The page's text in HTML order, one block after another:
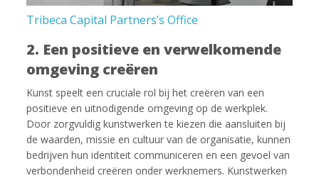
Tribeca Capital Partners’s Office
2. Een positieve en verwelkomende
omgeving creëren
Kunst speelt een cruciale rol bij het creëren van een
positieve en uitnodigende omgeving op de werkplek.
Door zorgvuldig kunstwerken te kiezen die aansluiten bij
de waarden, missie en cultuur van de organisatie, kunnen
bedrijven hun identiteit communiceren en een gevoel van
verbondenheid creëren onder werknemers. Kunstwerken